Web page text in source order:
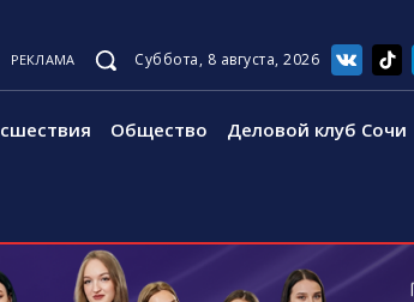
РЕКЛАМА Суббота, 8 августа, 2026
Общество Деловой клуб Сочи